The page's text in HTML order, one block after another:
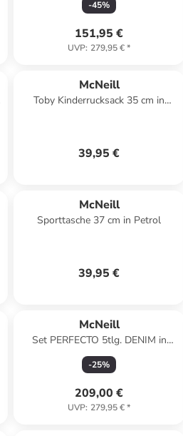
-45%
151,95 €
UVP: 279,95 €*
McNeill
Toby Kinderrucksack 35 cm in
39,95 €
McNeill
Sporttasche 37 cm in Petrol
39,95 €
McNeill
Set PERFECTO 5tlg. DENIM in
blau-pink
-25%
209,00 €
UVP: 279,95 €*